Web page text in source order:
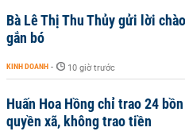
Bà Lê Thị Thu Thủy gửi lời
gắn bó
KINH DOANH - 10 giờ trước
Huấn Hoa Hồng chỉ trao 24
quyền xã, không trao tiền